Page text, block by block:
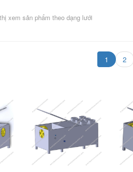
xem sản phẩm theo dạng lưới
1 2